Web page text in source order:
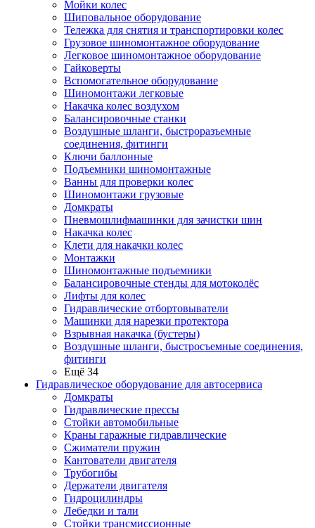
Мойки колес
Шиповальное оборудование
Тележка для снятия и транспортировки колес
Грузовое шиномонтажное оборудование
Легковое шиномонтажное оборудование
Гайковерты
Вспомогательное оборудование
Шиномонтажи легковые
Накачка колес воздухом
Балансировочные станки
Воздушные шланги, быстроразъемные
соединения, фитинги
Ключи баллонные
Подъемники шиномонтажные
Ванны для проверки колес
Шиномонтажи грузовые
Домкраты
Пневмошлифмашинки для зачистки шин
Накачка колес
Клети для накачки колес
Монтажки
Шиномонтажные подъемники
Балансировочные стенды для мотоколёс
Лифты для колес
Гидравлические отбортовыватели
Машинки для нарезки протектора
Взрывная накачка (бустеры)
Воздушные шланги, быстросъемные соединения,
фитинги
Ещё 34
Гидравлическое оборудование для автосервиса
Домкраты
Гидравлические прессы
Стойки автомобильные
Краны гаражные гидравлические
Сжиматели пружин
Кантователи двигателя
Трубогибы
Держатели двигателя
Гидроцилиндры
Лебедки и тали
Стойки трансмиссионные